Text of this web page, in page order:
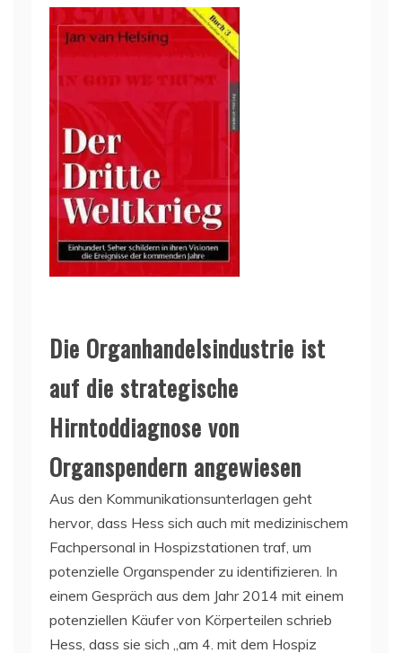
Die Organhandelsindustrie ist
auf die strategische
Hirntoddiagnose von
Organspendern angewiesen
Aus den Kommunikationsunterlagen geht
hervor, dass Hess sich auch mit medizinischem
Fachpersonal in Hospizstationen traf, um
potenzielle Organspender zu identifizieren. In
einem Gespräch aus dem Jahr 2014 mit einem
potenziellen Käufer von Körperteilen schrieb
Hess, dass sie sich „am 4. mit dem Hospiz